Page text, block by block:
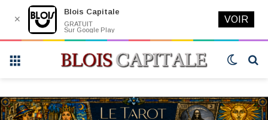
Switch
✕
Blois Capitale
GRATUIT
Sur Google Play
VOIR